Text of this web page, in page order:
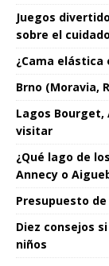
Juegos
sobre el
¿Cama elástica
Brno (Moravia,
Lagos Bourget,
visitar
¿Qué lago de
Annecy o
Presupuesto
Diez consejos
niños